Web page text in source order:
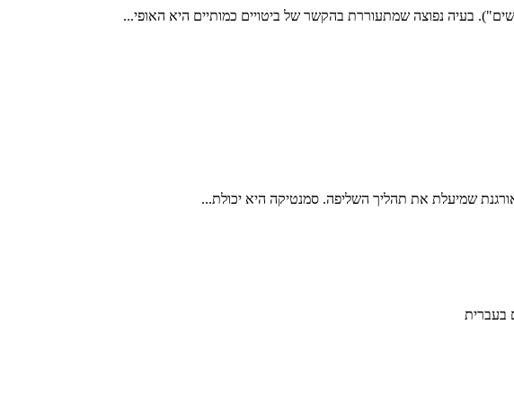
שמיעלת את תהליך השליפה. סמנטיקה היא יכולת...